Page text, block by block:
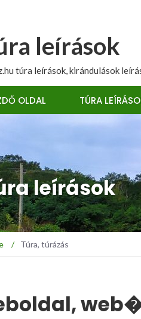
leírások
túra leírások, kirándulások
OLDAL TÚRA
leírások
/ Túra, túrázás